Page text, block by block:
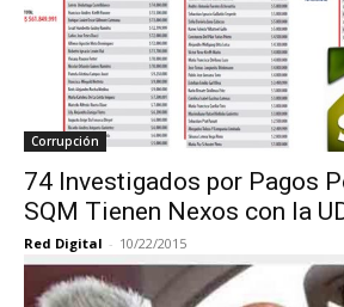
Corrupción
74 Investigados por Pagos
SQM Tienen Nexos con la
Red Digital - 10/22/2015